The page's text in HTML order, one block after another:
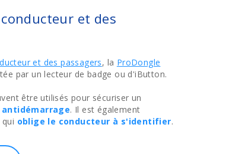
et des
et des passagers, la ProDongle
par un lecteur de badge ou d'iButton.
être utilisés pour sécuriser un
. Il est également
oblige le conducteur à s'identifier.